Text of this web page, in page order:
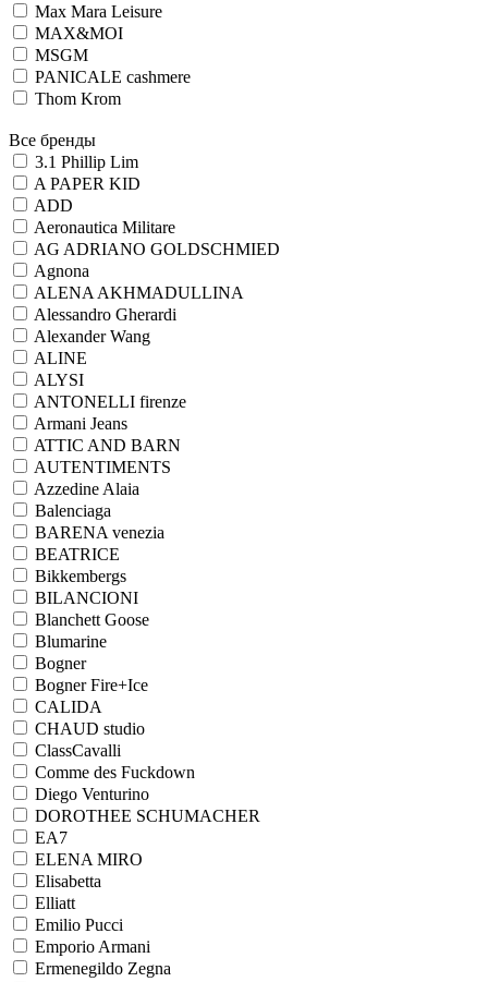
Max Mara Leisure
MAX&MOI
MSGM
PANICALE cashmere
Thom Krom
Все бренды
3.1 Phillip Lim
A PAPER KID
ADD
Aeronautica Militare
AG ADRIANO GOLDSCHMIED
Agnona
ALENA AKHMADULLINA
Alessandro Gherardi
Alexander Wang
ALINE
ALYSI
ANTONELLI firenze
Armani Jeans
ATTIC AND BARN
AUTENTIMENTS
Azzedine Alaia
Balenciaga
BARENA venezia
BEATRICE
Bikkembergs
BILANCIONI
Blanchett Goose
Blumarine
Bogner
Bogner Fire+Ice
CALIDA
CHAUD studio
ClassCavalli
Comme des Fuckdown
Diego Venturino
DOROTHEE SCHUMACHER
EA7
ELENA MIRO
Elisabetta
Elliatt
Emilio Pucci
Emporio Armani
Ermenegildo Zegna